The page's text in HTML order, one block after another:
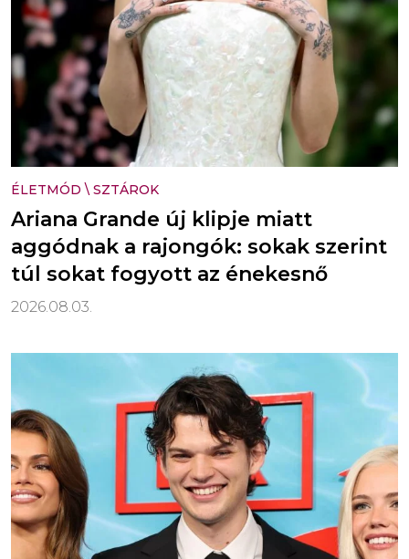
ÉLETMÓD \ SZTÁROK
Ariana Grande új klipje miatt
aggódnak a rajongók: sokak szerint
túl sokat fogyott az énekesnő
2026.08.03.